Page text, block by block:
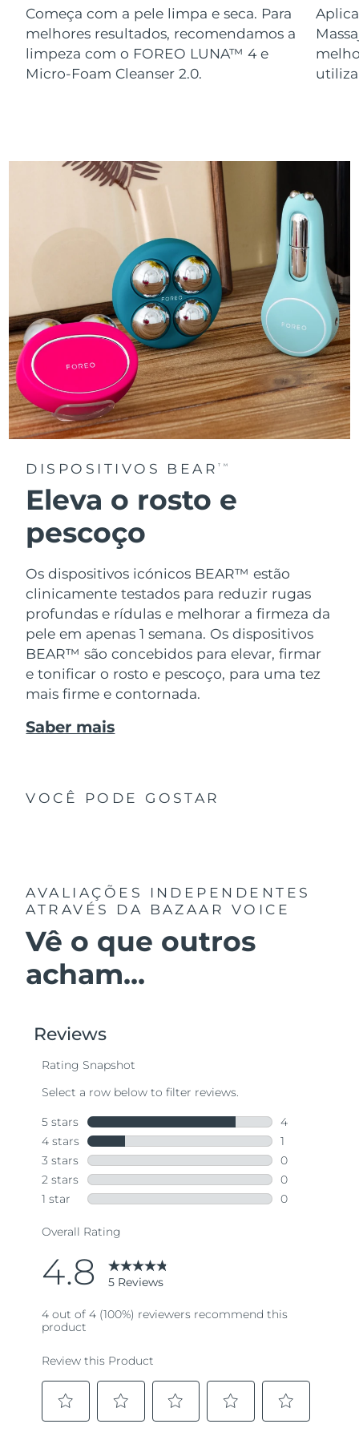
Começa com a pele limpa e seca. Para
melhores resultados, recomendamos a
limpeza com o FOREO LUNA™ 4 e
Micro-Foam Cleanser 2.0.
DISPOSITIVOS BEARTM
Eleva o rosto e
pescoço
Os dispositivos icónicos BEAR™ estão
clinicamente testados para reduzir rugas
profundas e rídulas e melhorar a firmeza da
pele em apenas 1 semana. Os dispositivos
BEAR™ são concebidos para elevar, firmar
e tonificar o rosto e pescoço, para uma tez
mais firme e contornada.
Saber mais
VOCÊ PODE GOSTAR
AVALIAÇÕES INDEPENDENTES
ATRAVÉS DA BAZAAR VOICE
Vê o que outros
acham...